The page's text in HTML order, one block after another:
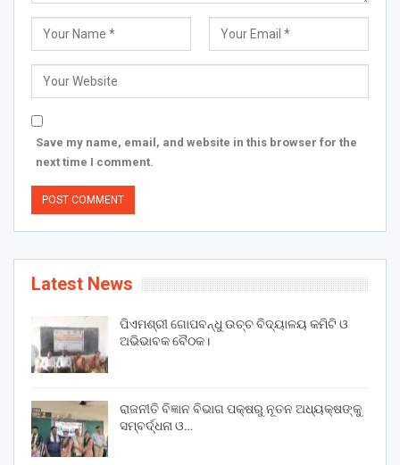
Save my name, email, and website in this browser for the
next time I comment.
Latest News
ପିଏମଶ୍ରୀ ଗୋପବନ୍ଧୁ ଉଚ୍ଚ ବିଦ୍ୟାଳୟ କମିଟି ଓ
ଅଭିଭାବକ ବୈଠକ।
ରାଜନୀତି ବିଜ୍ଞାନ ବିଭାଗ ପକ୍ଷରୁ ନୂତନ ଅଧ୍ୟକ୍ଷଙ୍କୁ
ସମ୍ବର୍ଦ୍ଧନା ଓ…